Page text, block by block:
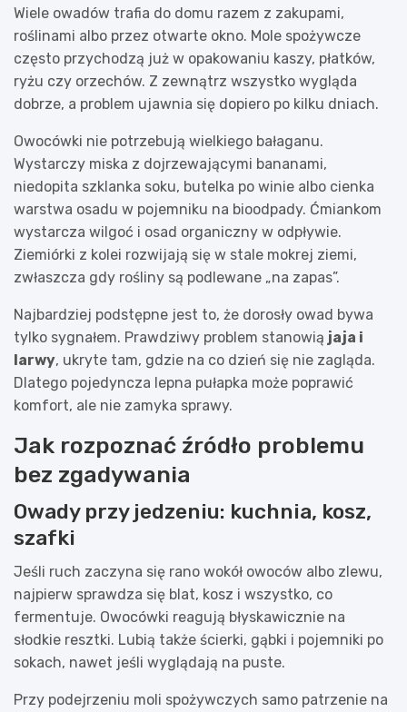
Wiele owadów trafia do domu razem z zakupami,
roślinami albo przez otwarte okno. Mole spożywcze
często przychodzą już w opakowaniu kaszy, płatków,
ryżu czy orzechów. Z zewnątrz wszystko wygląda
dobrze, a problem ujawnia się dopiero po kilku dniach.
Owocówki nie potrzebują wielkiego bałaganu.
Wystarczy miska z dojrzewającymi bananami,
niedopita szklanka soku, butelka po winie albo cienka
warstwa osadu w pojemniku na bioodpady. Ćmiankom
wystarcza wilgoć i osad organiczny w odpływie.
Ziemiórki z kolei rozwijają się w stale mokrej ziemi,
zwłaszcza gdy rośliny są podlewane „na zapas”.
Najbardziej podstępne jest to, że dorosły owad bywa
tylko sygnałem. Prawdziwy problem stanowią jaja i
larwy, ukryte tam, gdzie na co dzień się nie zagląda.
Dlatego pojedyncza lepna pułapka może poprawić
komfort, ale nie zamyka sprawy.
Jak rozpoznać źródło problemu
bez zgadywania
Owady przy jedzeniu: kuchnia, kosz,
szafki
Jeśli ruch zaczyna się rano wokół owoców albo zlewu,
najpierw sprawdza się blat, kosz i wszystko, co
fermentuje. Owocówki reagują błyskawicznie na
słodkie resztki. Lubią także ścierki, gąbki i pojemniki po
sokach, nawet jeśli wyglądają na puste.
Przy podejrzeniu moli spożywczych samo patrzenie na